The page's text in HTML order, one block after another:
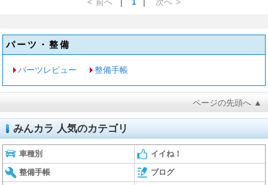
パーツ・整備
パーツレビュー 整備手帳
ページの先頭へ ▲
みんカラ 人気のカテゴリ
車種別 イイね！
整備手帳 ブログ